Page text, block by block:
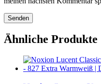
Ähnliche Produkte